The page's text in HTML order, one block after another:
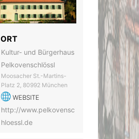
ORT
Kultur- und Bürgerhaus
Pelkovenschlössl
Moosacher St.-Martins-
Platz 2, 80992 München
WEBSITE
http://www.pelkovensc
hloessl.de